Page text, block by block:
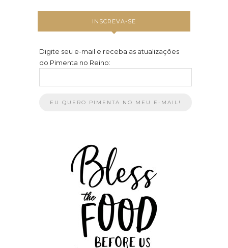
INSCREVA-SE
Digite seu e-mail e receba as atualizações
do Pimenta no Reino: